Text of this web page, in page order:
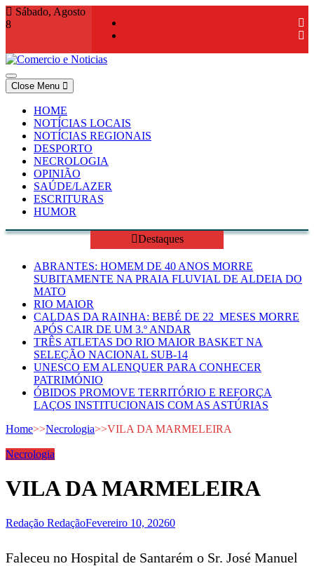
Skip
to
Sábado, Agosto
8
Comercio e Noticias
Notícias e Publicidade Online
Close Menu
HOME
NOTÍCIAS LOCAIS
NOTÍCIAS REGIONAIS
DESPORTO
NECROLOGIA
OPINIÃO
SAÚDE/LAZER
ESCRITURAS
HUMOR
Destaques
ABRANTES: HOMEM DE 40 ANOS MORRE
SUBITAMENTE NA PRAIA FLUVIAL DE ALDEIA DO
MATO
RIO MAIOR
CALDAS DA RAINHA: BEBÉ DE 22 MESES MORRE
APÓS CAIR DE UM 3.º ANDAR
TRÊS ATLETAS DO RIO MAIOR BASKET NA
SELEÇÃO NACIONAL SUB-14
UNESCO EM ALENQUER PARA CONHECER
PATRIMÓNIO
ÓBIDOS PROMOVE TERRITÓRIO E REFORÇA
LAÇOS INSTITUCIONAIS COM AS ASTÚRIAS
Home>>Necrologia>>VILA DA MARMELEIRA
Necrologia
VILA DA MARMELEIRA
Redação RedaçãoFevereiro 10, 20260
Faleceu no Hospital de Santarém o Sr. José Manuel